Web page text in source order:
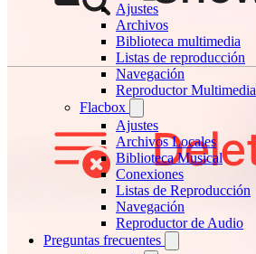
Ajustes
Archivos
Biblioteca multimedia
Listas de reproducción
Navegación
Reproductor Multimedia
Flacbox
Ajustes
Archivos Locales
Biblioteca Musical
Conexiones
Listas de Reproducción
Navegación
Reproductor de Audio
Preguntas frecuentes